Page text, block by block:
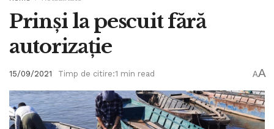
Prinși la pescuit fără
autorizație
15/09/2021 Timp de citire:1 min read AA